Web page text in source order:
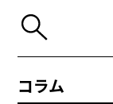
コラム